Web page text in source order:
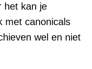
het kan je
met canonicals
wel en niet